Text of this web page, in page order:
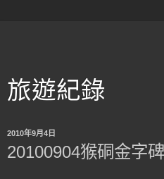
旅遊紀錄
2010年9月4日
20100904猴硐金字